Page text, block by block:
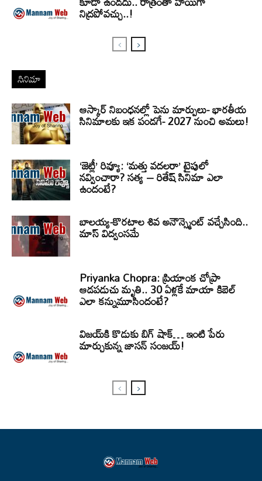
నిద్రపోవచ్చు..!
సినిమా
ఆస్కార్ నిబంధనల్లో పెను మార్పులు- భారతీయ
సినిమాలకు ఇక పండగే- 2027 నుంచి అమలు!
‘జెట్లీ’ రివ్యూ: ‘మత్తు వదలరా’ టైపులో
నవ్వించారా? సత్య – రితేష్ సినిమా ఎలా
ఉందంటే?
బాలయ్య-కొరటాల శివ అనౌన్స్మెంట్ వచ్చేసింది..
మాస్ విద్వంసమే
Priyanka Chopra: ప్రియాంక చోప్రా
ఆడపడుచు మృతి.. 30 ఏళ్లకే మాయా కిబెల్
ఎలా కన్నుమూసిందంటే?
విజయ్‌కి కొడుకు బిగ్ షాక్… ఇంటి పేరు
మార్చుకున్న జాసన్ సంజయ్!